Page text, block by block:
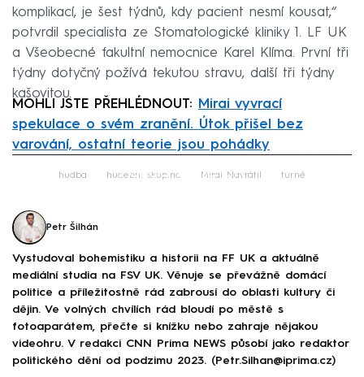
komplikací, je šest týdnů, kdy pacient nesmí kousat,“
potvrdil specialista ze Stomatologické kliniky 1. LF UK
a Všeobecné fakultní nemocnice Karel Klíma. První tři
týdny dotyčný požívá tekutou stravu, další tři týdny
kašovitou.
MOHLI JSTE PŘEHLÉDNOUT:
Mirai vyvrací
spekulace o svém zranění. Útok přišel bez
varování, ostatní teorie jsou pohádky
Failed to fetch
hudba hudební skupina Mirai Navrátil turné
Petr Šilhán
Vystudoval bohemistiku a historii na FF UK a aktuálně
mediální studia na FSV UK. Věnuje se převážně domácí
politice a příležitostně rád zabrousí do oblasti kultury či
dějin. Ve volných chvílích rád bloudí po městě s
fotoaparátem, přečte si knížku nebo zahraje nějakou
videohru. V redakci CNN Prima NEWS působí jako redaktor
politického dění od podzimu 2023. (Petr.Silhan@iprima.cz)